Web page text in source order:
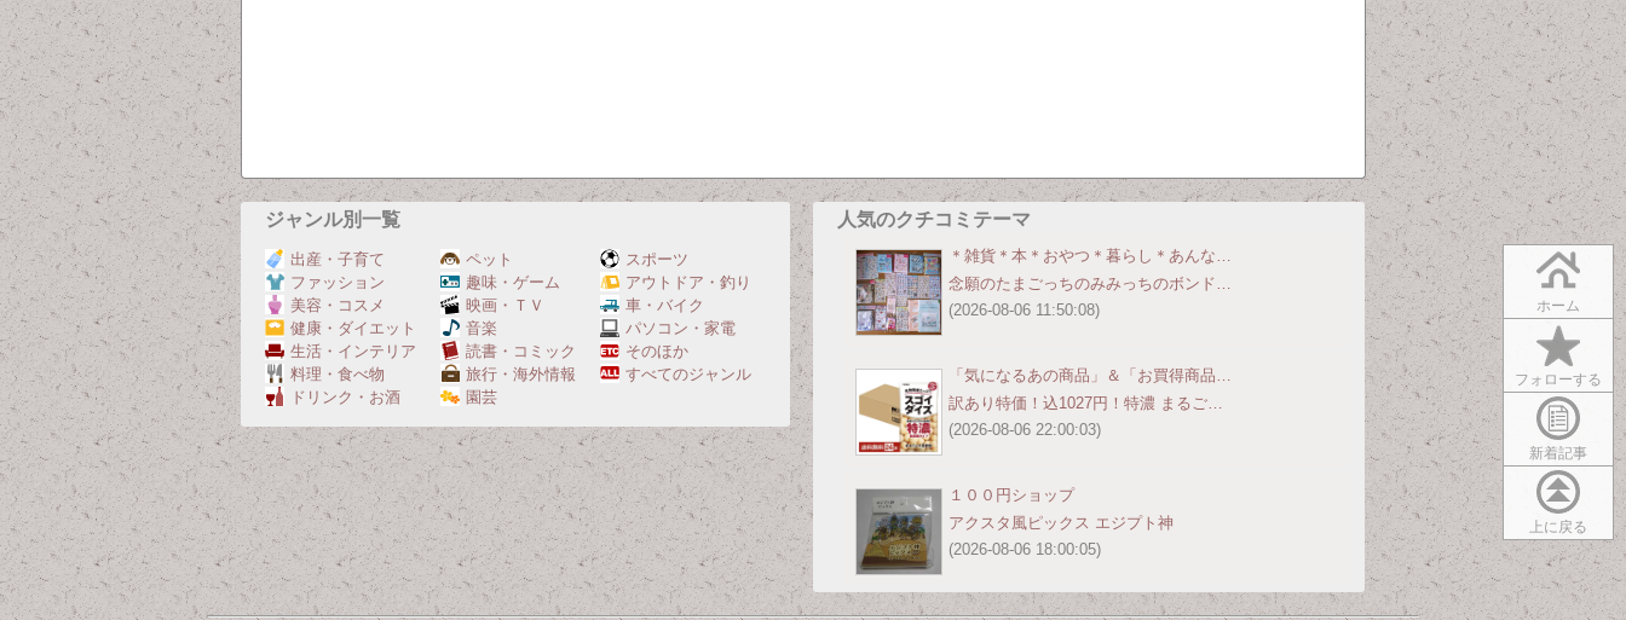
ホーム
フォローする
新着記事
上に戻る
ジャンル別一覧
出産・子育て
ファッション
美容・コスメ
健康・ダイエット
生活・インテリア
料理・食べ物
ドリンク・お酒
ペット
趣味・ゲーム
映画・ＴＶ
音楽
読書・コミック
旅行・海外情報
園芸
スポーツ
アウトドア・釣り
車・バイク
パソコン・家電
そのほか
すべてのジャンル
人気のクチコミテーマ
＊雑貨＊本＊おやつ＊暮らし＊あんな…
念願のたまごっちのみみっちのボンド…
(2026-08-06 11:50:08)
「気になるあの商品」＆「お買得商品…
訳あり特価！込1027円！特濃 まるご…
(2026-08-06 22:00:03)
１００円ショップ
アクスタ風ピックス エジプト神
(2026-08-06 18:00:05)